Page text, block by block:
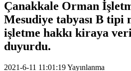
Çanakkale Orman
Mesudiye tabyası B tipi
işletme hakkı kiraya
duyurdu.
2021-6-11 11:01:19Yayınlanma